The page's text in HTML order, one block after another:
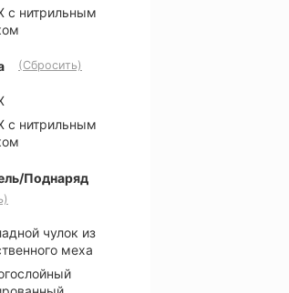
с нитрильным
(Сбросить)
с нитрильным
Поднаряд
чулок из
меха